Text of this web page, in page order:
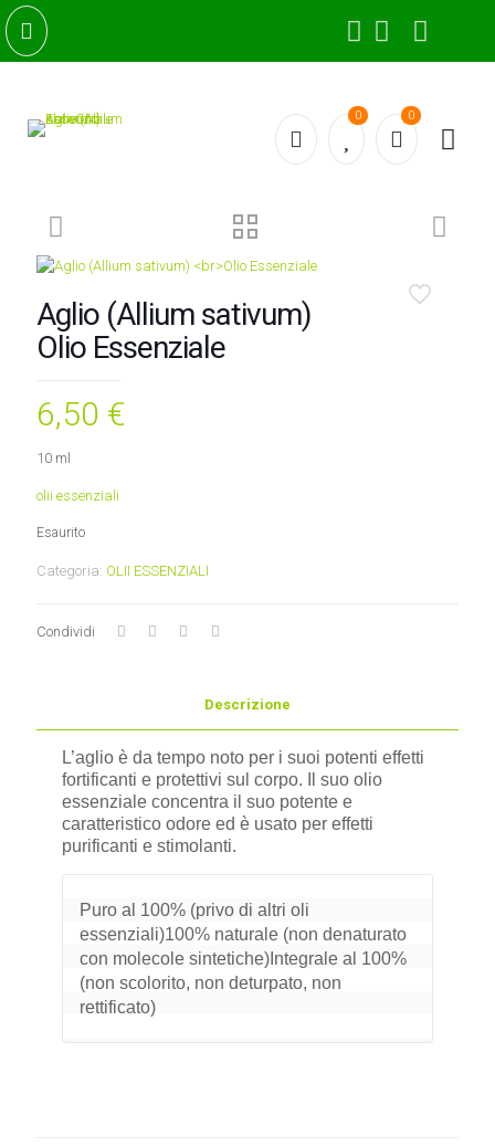
0 0
Aglio (Allium sativum)
Olio Essenziale
6,50 €
10 ml
olii essenziali
Esaurito
Categoria: OLII ESSENZIALI
Condividi
Descrizione
L’aglio è da tempo noto per i suoi potenti effetti
fortificanti e protettivi sul corpo. Il suo olio
essenziale concentra il suo potente e
caratteristico odore ed è usato per effetti
purificanti e stimolanti.
Puro al 100% (privo di altri oli
essenziali)100% naturale (non denaturato
con molecole sintetiche)Integrale al 100%
(non scolorito, non deturpato, non
rettificato)